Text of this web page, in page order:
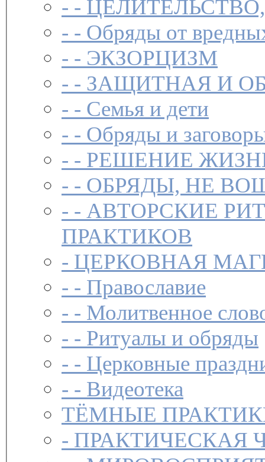
- -
- - Обряды от
- - ЭКЗОРЦИЗМ
- - ЗАЩИТНАЯ И
- - Семья и дети
- - Обряды и
- - РЕШЕНИЕ
- - ОБРЯДЫ, НЕ
- - АВТОРСКИЕ
ПРАКТИКОВ
- ЦЕРКОВНАЯ
- - Православие
- - Молитвенное
- - Ритуалы и обряды
- - Церковные
- - Видеотека
ТЁМНЫЕ
- ПРАКТИЧЕСКАЯ